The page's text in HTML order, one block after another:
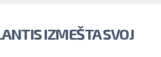
IZMEŠTA SVOJ